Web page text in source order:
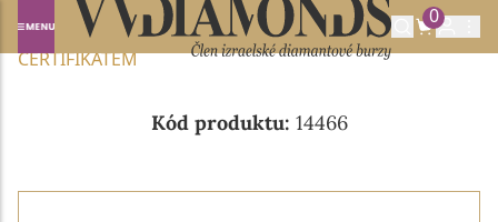
0
Domů NABÍDKA DIAMANTŮ
0.28CT D/VS1 S IGI
CERTIFIKÁTEM
Kód produktu: 14466